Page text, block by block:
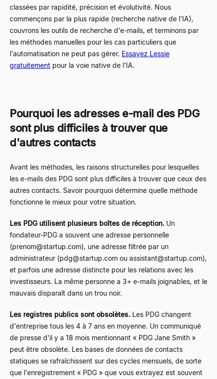
classées par rapidité, précision et évolutivité. Nous
commençons par la plus rapide (recherche native de l'IA),
couvrons les outils de recherche d'e-mails, et terminons par
les méthodes manuelles pour les cas particuliers que
l'automatisation ne peut pas gérer. Essayez Lessie
gratuitement pour la voie native de l'IA.
Pourquoi les adresses e-mail des PDG
sont plus difficiles à trouver que
d'autres contacts
Avant les méthodes, les raisons structurelles pour lesquelles
les e-mails des PDG sont plus difficiles à trouver que ceux des
autres contacts. Savoir pourquoi détermine quelle méthode
fonctionne le mieux pour votre situation.
Les PDG utilisent plusieurs boîtes de réception. Un
fondateur-PDG a souvent une adresse personnelle
(prenom@startup.com), une adresse filtrée par un
administrateur (pdg@startup.com ou assistant@startup.com),
et parfois une adresse distincte pour les relations avec les
investisseurs. La même personne a 3+ e-mails joignables, et le
mauvais disparaît dans un trou noir.
Les registres publics sont obsolètes. Les PDG changent
d'entreprise tous les 4 à 7 ans en moyenne. Un communiqué
de presse d'il y a 18 mois mentionnant « PDG Jane Smith »
peut être obsolète. Les bases de données de contacts
statiques se rafraîchissent sur des cycles mensuels, de sorte
que l'enregistrement « PDG » que vous extrayez est souvent